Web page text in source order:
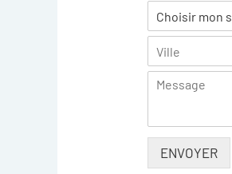
ENVOYER